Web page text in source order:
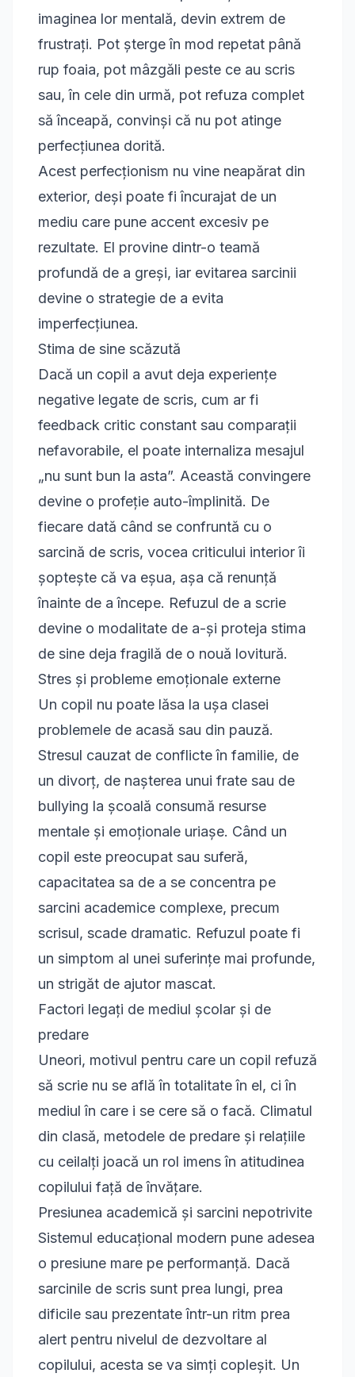
imaginea lor mentală, devin extrem de
frustrați. Pot șterge în mod repetat până
rup foaia, pot mâzgăli peste ce au scris
sau, în cele din urmă, pot refuza complet
să înceapă, convinși că nu pot atinge
perfecțiunea dorită.
Acest perfecționism nu vine neapărat din
exterior, deși poate fi încurajat de un
mediu care pune accent excesiv pe
rezultate. El provine dintr-o teamă
profundă de a greși, iar evitarea sarcinii
devine o strategie de a evita
imperfecțiunea.
Stima de sine scăzută
Dacă un copil a avut deja experiențe
negative legate de scris, cum ar fi
feedback critic constant sau comparații
nefavorabile, el poate internaliza mesajul
„nu sunt bun la asta”. Această convingere
devine o profeție auto-împlinită. De
fiecare dată când se confruntă cu o
sarcină de scris, vocea criticului interior îi
șoptește că va eșua, așa că renunță
înainte de a începe. Refuzul de a scrie
devine o modalitate de a-și proteja stima
de sine deja fragilă de o nouă lovitură.
Stres și probleme emoționale externe
Un copil nu poate lăsa la ușa clasei
problemele de acasă sau din pauză.
Stresul cauzat de conflicte în familie, de
un divorț, de nașterea unui frate sau de
bullying la școală consumă resurse
mentale și emoționale uriașe. Când un
copil este preocupat sau suferă,
capacitatea sa de a se concentra pe
sarcini academice complexe, precum
scrisul, scade dramatic. Refuzul poate fi
un simptom al unei suferințe mai profunde,
un strigăt de ajutor mascat.
Factori legați de mediul școlar și de
predare
Uneori, motivul pentru care un copil refuză
să scrie nu se află în totalitate în el, ci în
mediul în care i se cere să o facă. Climatul
din clasă, metodele de predare și relațiile
cu ceilalți joacă un rol imens în atitudinea
copilului față de învățare.
Presiunea academică și sarcini nepotrivite
Sistemul educațional modern pune adesea
o presiune mare pe performanță. Dacă
sarcinile de scris sunt prea lungi, prea
dificile sau prezentate într-un ritm prea
alert pentru nivelul de dezvoltare al
copilului, acesta se va simți copleșit. Un